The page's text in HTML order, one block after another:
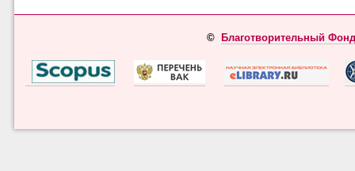
© Благотворительный